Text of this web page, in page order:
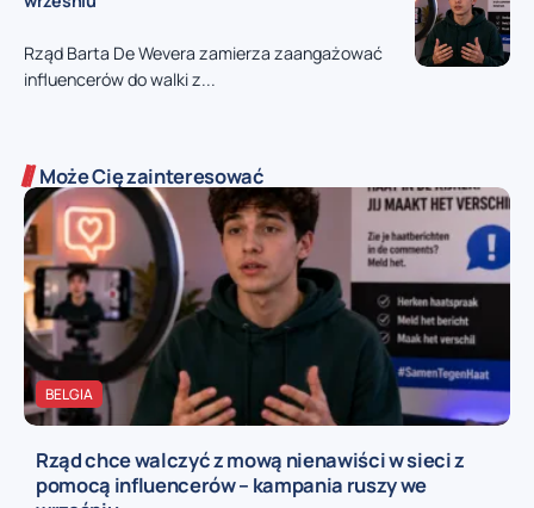
Rząd Barta De Wevera zamierza zaangażować
influencerów do walki z...
Może Cię zainteresować
BELGIA
Rząd chce walczyć z mową nienawiści w sieci z
pomocą influencerów – kampania ruszy we